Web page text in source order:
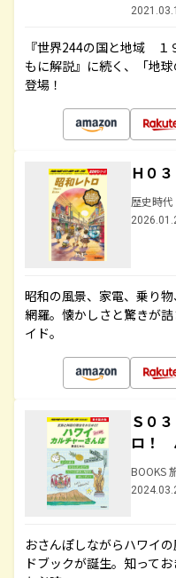
『世界244の国と地域 １
もに解説』に続く、「地
登場！
Ｈ０
歴史時代
昭和の風景、家電、乗り
網羅。懐かしさと驚きが
イド。
Ｓ０
ロ！
BOOKS
おさんぽしながらハワイ
ドブックが誕生。知って